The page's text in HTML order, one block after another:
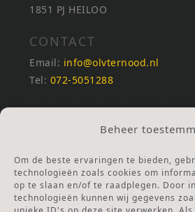
Beheer
Om de beste ervaringen te bieden,
technologieën zoals cookies om
op te slaan en/of te raadplegen. Door
technologieën kunnen wij gegevens
1851 PJ HEILOO
CONTACT
Email: info@olvternood.nl
Tel: 072-5051288
REKENINGNUMMERS
NL25INGB0000672168
Ga naar Doneren
ANBI Stichting